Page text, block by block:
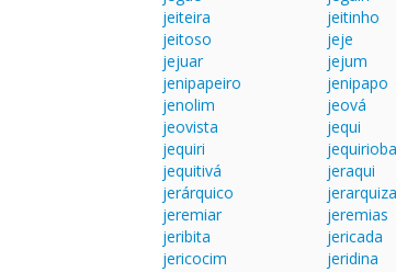
jeiteira
jeitinho
jeitoso
jeje
jejuar
jejum
jenipapeiro
jenipapo
jenolim
jeová
jeovista
jequi
jequiri
jequirioba
jequitivá
jeraqui
jerárquico
jeremiar
jeremias
jeribita
jericada
jericocim
jeridina